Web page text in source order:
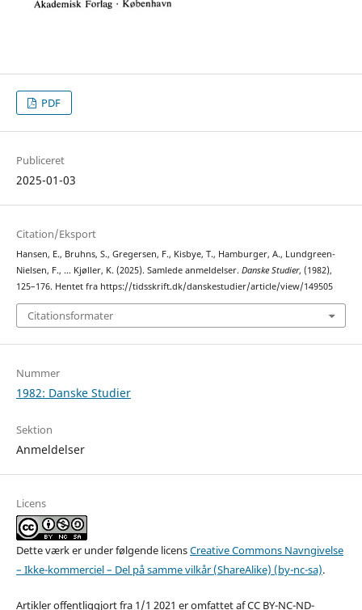
PDF
Publiceret
2025-01-03
Citation/Eksport
Hansen, E., Bruhns, S., Gregersen, F., Kisbye, T., Hamburger, A., Lundgreen-
Nielsen, F., … Kjøller, K. (2025). Samlede anmeldelser. Danske Studier, (1982),
125–176. Hentet fra https://tidsskrift.dk/danskestudier/article/view/149505
Citationsformater
Nummer
1982: Danske Studier
Sektion
Anmeldelser
Licens
Dette værk er under følgende licensCreative Commons Navngivelse
– Ikke-kommerciel – Del på samme vilkår (ShareAlike) (by-nc-sa).
Artikler offentliggjort fra 1/1 2021 er omfattet af CC BY-NC-ND-